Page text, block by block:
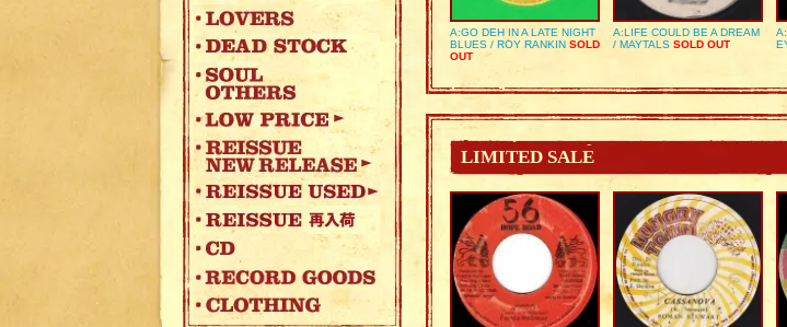
A:GO DEH IN A LATE NIGHT
BLUES / ROY RANKIN SOLD
OUT
A:LIFE COULD BE A DREAM
/ MAYTALS SOLD OUT
LIMITED SALE